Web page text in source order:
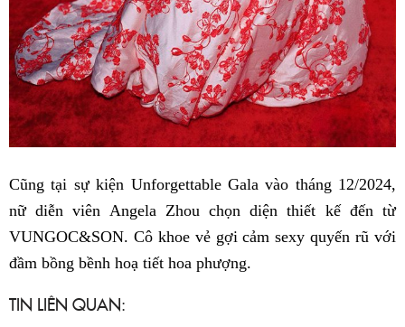
Cũng tại sự kiện Unforgettable Gala vào tháng 12/2024,
nữ diễn viên Angela Zhou chọn diện thiết kế đến từ
VUNGOC&SON. Cô khoe vẻ gợi cảm sexy quyến rũ với
đầm bồng bềnh hoạ tiết hoa phượng.
TIN LIÊN QUAN: